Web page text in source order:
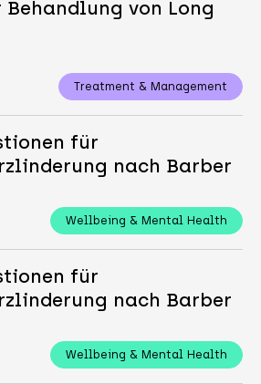
Behandlung von Long
Treatment & Management
für
nach Barber
Wellbeing & Mental Health
für
nach Barber
Wellbeing & Mental Health